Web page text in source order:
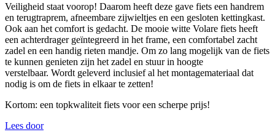
Veiligheid staat voorop! Daarom heeft deze gave fiets een handrem
en terugtraprem, afneembare zijwieltjes en een gesloten kettingkast.
Ook aan het comfort is gedacht. De mooie witte Volare fiets heeft
een achterdrager geïntegreerd in het frame, een comfortabel zacht
zadel en een handig rieten mandje. Om zo lang mogelijk van de fiets
te kunnen genieten zijn het zadel en stuur in hoogte
verstelbaar. Wordt geleverd inclusief al het montagemateriaal dat
nodig is om de fiets in elkaar te zetten!
Kortom: een topkwaliteit fiets voor een scherpe prijs!
Lees door